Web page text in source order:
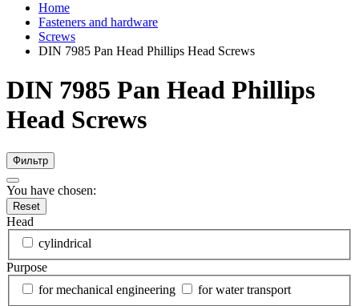
Home
Fasteners and hardware
Screws
DIN 7985 Pan Head Phillips Head Screws
DIN 7985 Pan Head Phillips
Head Screws
Фильтр
You have chosen:
Reset
Head
cylindrical
Purpose
for mechanical engineering
for water transport